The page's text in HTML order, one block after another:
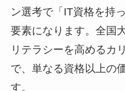
ン選考で「IT資格を持
要素になります。全国
リテラシーを高めるカ
で、単なる資格以上の
す。